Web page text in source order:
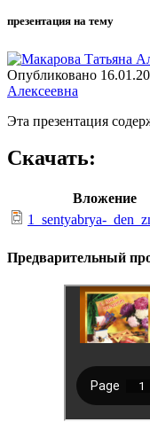
презентация на тему
Опубликовано
Алексеевна
Эта презентация
Скачать:
Вложение
1_sentyabrya-
Предварительный